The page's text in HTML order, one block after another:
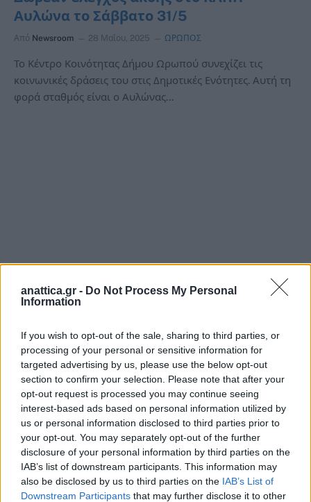
anattica.gr - Do Not Process My Personal
Information
If you wish to opt-out of the sale, sharing to third parties, or
processing of your personal or sensitive information for
targeted advertising by us, please use the below opt-out
section to confirm your selection. Please note that after your
opt-out request is processed you may continue seeing
interest-based ads based on personal information utilized by
us or personal information disclosed to third parties prior to
your opt-out. You may separately opt-out of the further
disclosure of your personal information by third parties on the
IAB’s list of downstream participants. This information may
also be disclosed by us to third parties on the IAB’s List of
Downstream Participants that may further disclose it to other
Αυλώνα το Σάββατο 31/5
Από Newsroom 28 Μαΐου, 2025 ΩΡΩΠΟΣ
Το Κέντρο Κοινότητας Δήμου Ωρωπού συνεχίζει τις
κοινωνικές δράσεις του στις Δημοτικές Ενότητες. Αυτή τη
φορά σταθμός είναι ο Αυλώνας…
ΤΕΛΕΥΤΑΊΑ ΝΈΑ